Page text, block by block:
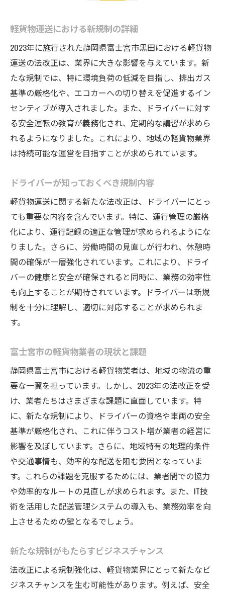
軽貨物運送における新規制の詳細
2023年に施行された静岡県富士宮市黒田における軽貨物
運送の法改正は、業界に大きな影響を与えています。新
たな規制では、特に環境負荷の低減を目指し、排出ガス
基準の厳格化や、エコカーへの切り替えを促進するイン
センティブが導入されました。また、ドライバーに対す
る安全運転の教育が義務化され、定期的な講習が求めら
れるようになりました。これにより、地域の軽貨物業界
は持続可能な運営を目指すことが求められています。
ドライバーが知っておくべき規制内容
軽貨物運送に関する新たな法改正は、ドライバーにとっ
ても重要な内容を含んでいます。特に、運行管理の厳格
化により、運行記録の適正な管理が求められるようにな
りました。さらに、労働時間の見直しが行われ、休憩時
間の確保が一層強化されています。これにより、ドライ
バーの健康と安全が確保されると同時に、業務の効率性
も向上することが期待されています。ドライバーは新規
制を十分に理解し、適切に対応することが求められま
す。
富士宮市の軽貨物業者の現状と課題
静岡県富士宮市における軽貨物業者は、地域の物流の重
要な一翼を担っています。しかし、2023年の法改正を受
け、業者たちはさまざまな課題に直面しています。特
に、新たな規制により、ドライバーの資格や車両の安全
基準が厳格化され、これに伴うコスト増が業者の経営に
影響を及ぼしています。さらに、地域特有の地理的条件
や交通事情も、効率的な配送を阻む要因となっていま
す。これらの課題を克服するためには、業者間での協力
や効率的なルートの見直しが求められます。また、IT技
術を活用した配送管理システムの導入も、業務効率を向
上させるための鍵となるでしょう。
新たな規制がもたらすビジネスチャンス
法改正による規制強化は、軽貨物業界にとって新たなビ
ジネスチャンスを生む可能性があります。例えば、安全